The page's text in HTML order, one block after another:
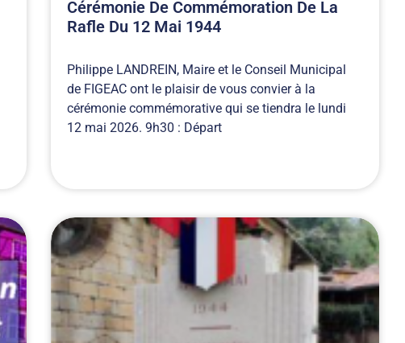
Cérémonie De Commémoration De La
Rafle Du 12 Mai 1944
Philippe LANDREIN, Maire et le Conseil Municipal
de FIGEAC ont le plaisir de vous convier à la
cérémonie commémorative qui se tiendra le lundi
12 mai 2026. 9h30 : Départ